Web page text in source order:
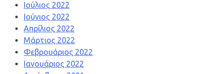
Ιούλιος 2022
Ιούνιος 2022
Απρίλιος 2022
Μάρτιος 2022
Φεβρουάριος 2022
Ιανουάριος 2022